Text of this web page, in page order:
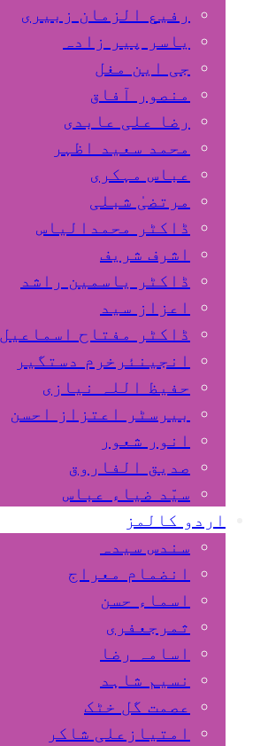
رفیع الزمان زبیری
یاسر پیر زادہ
جی این مغل
منصور آفاق
رضا علی عابدی
محمد سعید اظہر
عباس مہکری
مرتضیٰ شبلی
ڈاکٹر محمدالیاس
اشرف شریف
ڈاکٹر یاسمین راشد
اعزاز سید
ڈاکٹر مفتاح اسماعیل
انجینئرخرم دستگیر
حفیظ اللہ نیازی
بیرسٹر اعتزاز احسن
انور شعور
صدیق الفاروق
سیّد ضیاء عباس
اردو کالمز
سندس سیدہ
انضمام معراج
اسماء حسن
ثمرجعفری
اسامہ رضا
نسیم شاہد
عصمت گل خٹک
امتیازعلی شاکر